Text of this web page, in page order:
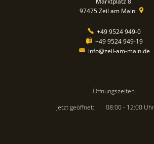
97475Zeil am Main
+49 9524 949-0
+49 9524 949-19
info@zeil-am-main.de
Öffnungszeiten
Klicken, um weitere Öffnungs- oder
Jetzt geöffnet: 08:00- 12:00Uhr